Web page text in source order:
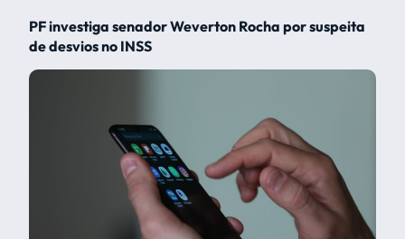
PF investiga senador Weverton Rocha por suspeita
de desvios no INSS